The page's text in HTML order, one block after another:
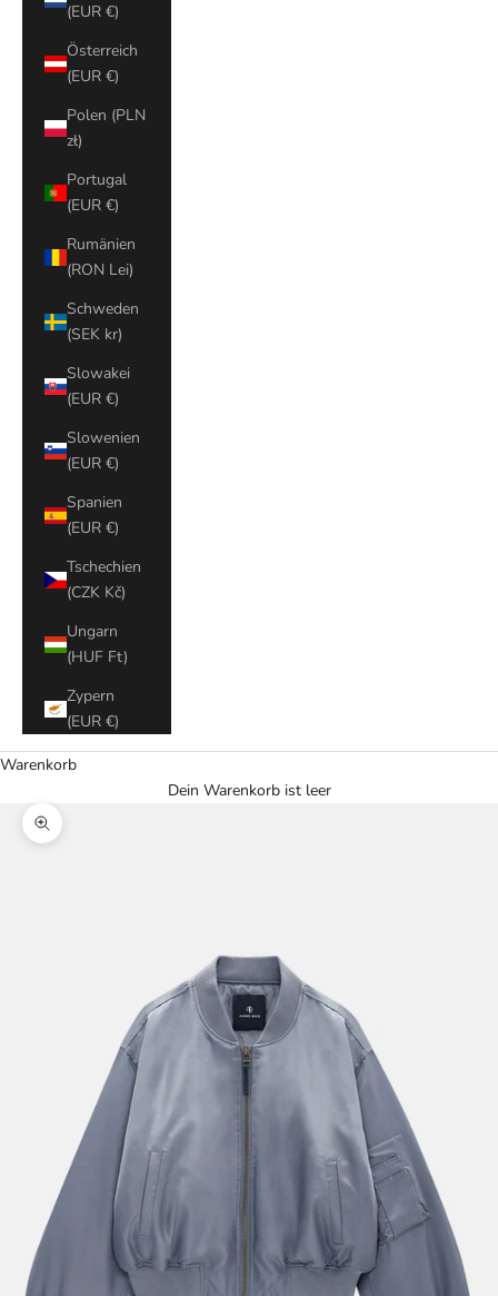
(EUR €)
Österreich
(EUR €)
Polen (PLN
zł)
Portugal
(EUR €)
Rumänien
(RON Lei)
Schweden
(SEK kr)
Slowakei
(EUR €)
Slowenien
(EUR €)
Spanien
(EUR €)
Tschechien
(CZK Kč)
Ungarn
(HUF Ft)
Zypern
(EUR €)
Warenkorb
Dein Warenkorb ist leer
Bild vergrößern